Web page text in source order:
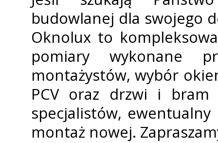
budowlanej dla swojego
Oknolux to
pomiary wykonane
montażystów, wybór
PCV oraz drzwi i bram
specjalistów,
montaż nowej.